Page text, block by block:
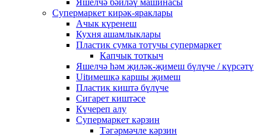
Яшелчә бәйләү машинасы
Супермаркет кирәк-яраклары
Ачык күренеш
Кухня ашамлыклары
Пластик сумка тотучы супермаркет
Капчык тоткыч
Яшелчә һәм җиләк-җимеш бүлүче / күрсәтү
Uitимешкә каршы җимеш
Пластик киштә бүлүче
Сигарет киштәсе
Күчереп алу
Супермаркет кәрзин
Тәгәрмәчле кәрзин